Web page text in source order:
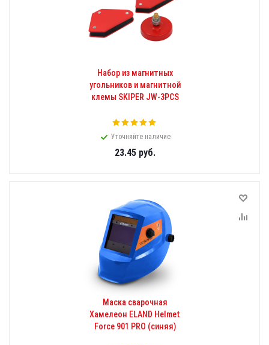
Набор из магнитных
угольников и магнитной
клемы SKIPER JW-3PCS
Уточняйте наличие
23.45руб.
Маска сварочная
Хамелеон ELAND Helmet
Force 901 PRO (синяя)